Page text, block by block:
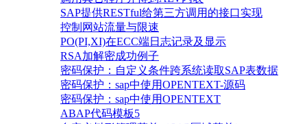
SAP提供RESTful给第三方调用的接口实现
控制网站流量与限速
PO(PI,XI)在ECC端日志记录及显示
RSA加解密成功例子
密码保护：自定义条件跨系统读取SAP表数据
密码保护：sap中使用OPENTEXT-源码
密码保护：sap中使用OPENTEXT
ABAP代码模板5